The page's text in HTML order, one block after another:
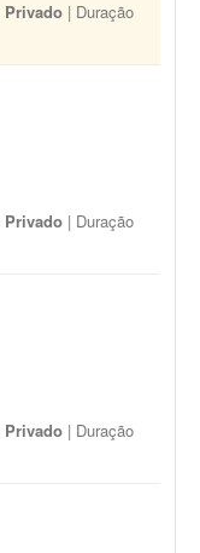
Privado | Duração
Privado | Duração
Privado | Duração